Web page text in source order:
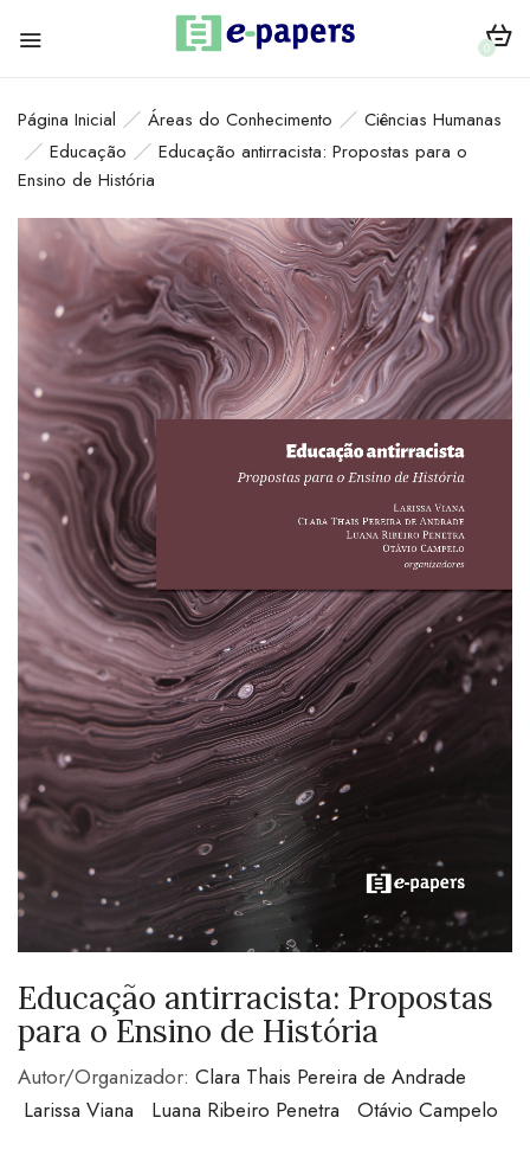
0
Página Inicial Áreas do Conhecimento
Ciências Humanas
Educação
Educação antirracista: Propostas para o
Ensino de História
Educação antirracista: Propostas
para o Ensino de História
Autor/Organizador: Clara Thais Pereira de Andrade
Larissa Viana
Luana Ribeiro Penetra Otávio Campelo